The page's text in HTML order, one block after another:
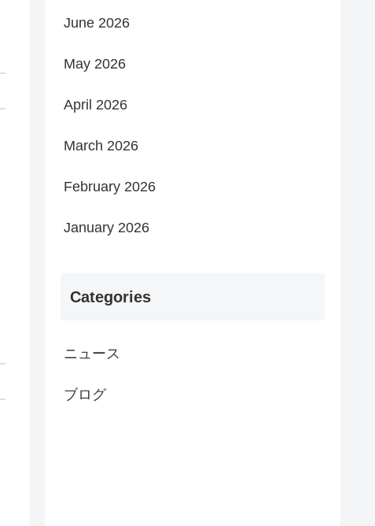
June 2026
May 2026
April 2026
March 2026
February 2026
January 2026
Categories
ニュース
ブログ